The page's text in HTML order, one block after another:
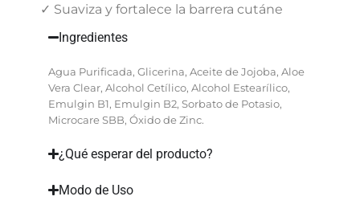
✓ Suaviza y fortalece la barrera cutáne
Ingredientes
Agua Purificada, Glicerina, Aceite de Jojoba, Aloe
Vera Clear, Alcohol Cetílico, Alcohol Estearílico,
Emulgin B1, Emulgin B2, Sorbato de Potasio,
Microcare SBB, Óxido de Zinc.
¿Qué esperar del producto?
Modo de Uso